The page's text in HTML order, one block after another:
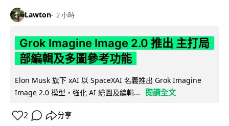
Lawton 2 小時
Grok Imagine Image 2.0 推出 主打局
部編輯及多圖參考功能
Elon Musk 旗下 xAI 以 SpaceXAI 名義推出 Grok Imagine
Image 2.0 模型，強化 AI 繪圖及編輯...
閱讀全文
2 分享